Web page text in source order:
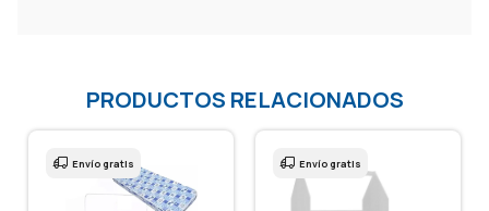
PRODUCTOS RELACIONADOS
Envío gratis Envío gratis